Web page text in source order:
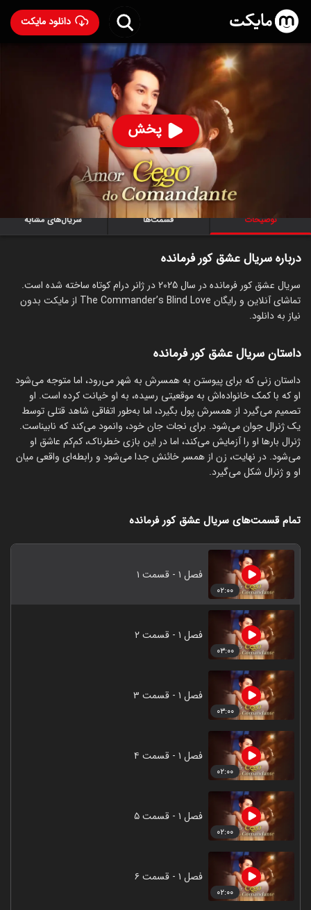
دانلود مایکت
پخش
سریال عشق کور فرمانده
- The Commander’s Blind Love
ساخت چین سال 2025
رده سنی ۱۸+
توضیحات قسمت‌ها سریال‌های مشابه
درباره سریال عشق کور فرمانده
سریال عشق کور فرمانده در سال 2025 در ژانر درام کوتاه ساخته شده است.
تماشای آنلاین و رایگان The Commander’s Blind Love از مایکت بدون
نیاز به دانلود.
داستان سریال عشق کور فرمانده
‏داستان زنی که برای پیوستن به همسرش به شهر می‌رود، اما متوجه می‌شود
او که با کمک خانواده‌اش به موقعیتی رسیده، به او خیانت کرده است. او
تصمیم می‌گیرد از همسرش پول بگیرد، اما به‌طور اتفاقی شاهد قتلی توسط
یک ژنرال جوان می‌شود. برای نجات جان خود، وانمود می‌کند که نابیناست.
ژنرال بارها او را آزمایش می‌کند، اما در این بازی خطرناک، کم‌کم عاشق او
می‌شود. در نهایت، زن از همسر خائنش جدا می‌شود و رابطه‌ای واقعی میان
او و ژنرال شکل می‌گیرد.
تمام قسمت‌های سریال عشق کور فرمانده
۰۲:۰۰
فصل ۱ - قسمت ۱
۰۳:۰۰
فصل ۱ - قسمت ۲
۰۳:۰۰
فصل ۱ - قسمت ۳
۰۲:۰۰
فصل ۱ - قسمت ۴
۰۲:۰۰
فصل ۱ - قسمت ۵
۰۲:۰۰
فصل ۱ - قسمت ۶